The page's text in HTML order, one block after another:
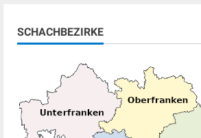
SCHACHBEZIRKE